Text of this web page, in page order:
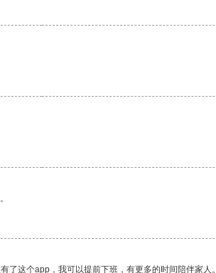
这个app，我可以提前下班，有更多的时间陪伴家人。